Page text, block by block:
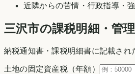
近隣からの苦情・行政指導・
三沢市の課税明細・管
納税通知書・課税明細書に記載され
土地の固定資産税（年額）